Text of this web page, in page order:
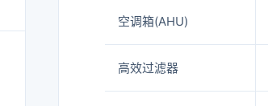
空调箱(AHU)
高效过滤器